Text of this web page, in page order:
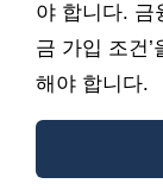
야 합니다. 금
금 가입 조건’
해야 합니다.